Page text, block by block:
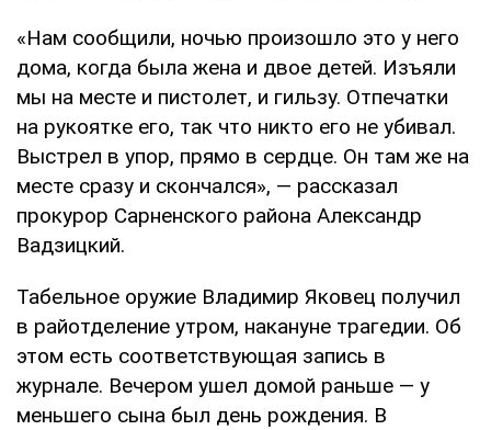
«Нам сообщили, ночью произошло это у него
дома, когда была жена и двое детей. Изъяли
мы на месте и пистолет, и гильзу. Отпечатки
на рукоятке его, так что никто его не убивал.
Выстрел в упор, прямо в сердце. Он там же на
месте сразу и скончался», — рассказал
прокурор Сарненского района Александр
Вадзицкий.
Табельное оружие Владимир Яковец получил
в райотделение утром, накануне трагедии. Об
этом есть соответствующая запись в
журнале. Вечером ушел домой раньше — у
меньшего сына был день рождения. В